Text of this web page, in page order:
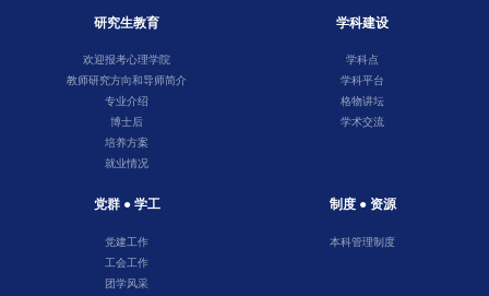
研究生教育
欢迎报考心理学院
教师研究方向和导师简介
专业介绍
博士后
培养方案
就业情况
学科建设
学科点
学科平台
格物讲坛
学术交流
党群 ● 学工
党建工作
工会工作
团学风采
制度 ● 资源
本科管理制度